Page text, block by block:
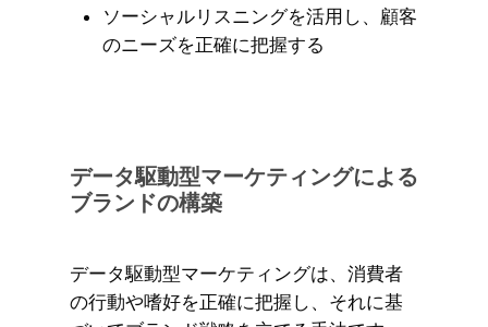
ソーシャルリスニングを活用し、顧客
のニーズを正確に把握する
データ駆動型マーケティングによる
ブランドの構築
データ駆動型マーケティングは、消費者
の行動や嗜好を正確に把握し、それに基